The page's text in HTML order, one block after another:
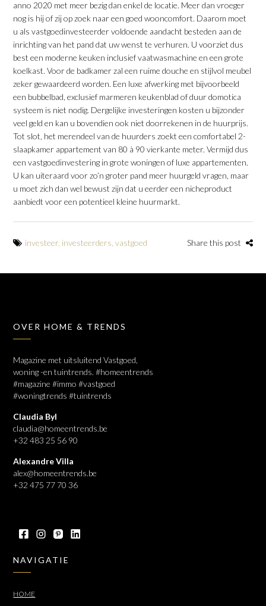
anno 2020 met meer bezig dan enkel de locatie. Meer dan vroeger
nog is hij of zij op zoek naar een goed wooncomfort. Daarom moet
u als vastgoedinvesteerder voldoende aandacht besteden aan de
inrichting van het pand dat uw wenst te verhuren. U voorziet dus
best een moderne keuken inclusief vaatwasmachine en een grote
koelkast. Voor de badkamer zal een ruime douche en stijlvol meubel
zeker gewaardeerd worden. Een luxe afwerking met bijvoorbeeld
een bubbelbad, exclusief marmeren keukenblad of duur domotica
systeem is niet nodig. Dergelijke investeringen kosten u bijzonder
veel geld en kan u bovendien ook niet doorrekenen in de huurprijs.
Tot slot, het merendeel van de huurders zoekt een comfortabel 2-
slaapkamer appartement van 80 à 90 vierkante meter. Vermijd dus
een vastgoedinvestering in grote woningen of luxe appartementen.
U kan uiteraard voor zo’n groter pand meer huurgeld vragen, maar
u moet zich dan wel bewust zijn dat u eerder een nicheproduct
aanbiedt voor een potentieel kleine huurmarkt.
investeer investeerders ,vastgoed Share this post
OVER HOME & TRENDS
Magazine met uitsluitend Vastgoed,
woning -en tuintrends. #homeentrends
#magazine #immo #vastgoed
#woningtrends #tuintrends
Claudia Byl
claudia@homeentrends.be
+32 483 25 56 90
Alexandre Villa
alex@homeentrends.be
+32 475 77 70 36
NAVIGATIE
HOME